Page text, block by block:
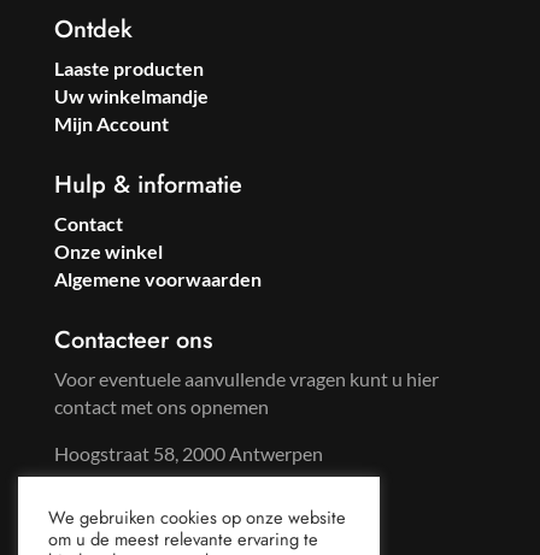
Ontdek
Laaste producten
Uw winkelmandje
Mijn Account
Hulp & informatie
Contact
Onze winkel
Algemene voorwaarden
Contacteer ons
Voor eventuele aanvullende vragen kunt u hier
contact met ons opnemen
Hoogstraat 58, 2000 Antwerpen
Gsm: +32 486 96 65 44
We gebruiken cookies op onze website
om u de meest relevante ervaring te